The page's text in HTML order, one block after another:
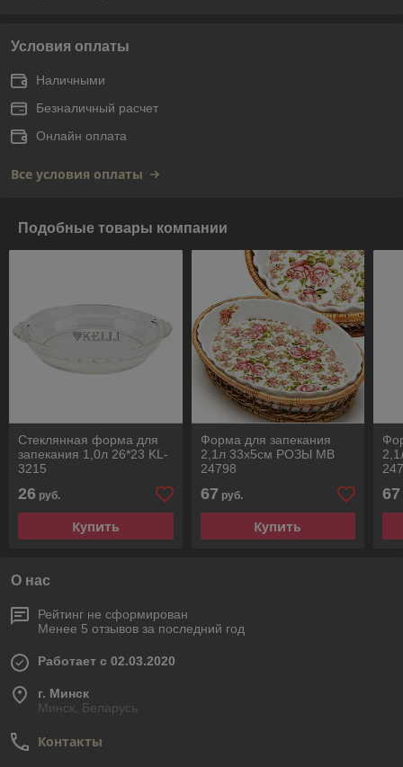
Условия оплаты
Наличными
Безналичный расчет
Онлайн оплата
Все условия оплаты
Подобные товары компании
Стеклянная форма для
запекания 1,0л 26*23 KL-
3215
26 руб.
Купить
Форма для запекания
2,1л 33х5см РОЗЫ МВ
24798
67 руб.
Купить
67
О нас
Рейтинг не сформирован
Менее 5 отзывов за последний год
Работает с 02.03.2020
г. Минск
Минск, Беларусь
Контакты